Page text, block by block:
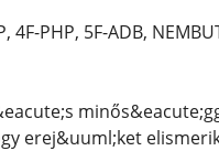
4F-PHP, 5F-ADB,
erej&uuml;ket